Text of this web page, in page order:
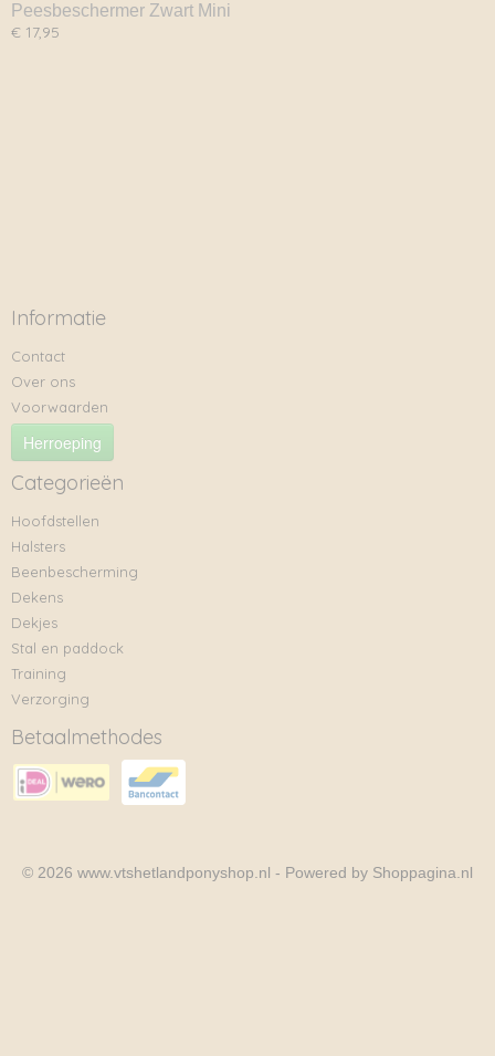
Peesbeschermer Zwart Mini
€ 17,95
Informatie
Contact
Over ons
Voorwaarden
Herroeping
Categorieën
Hoofdstellen
Halsters
Beenbescherming
Dekens
Dekjes
Stal en paddock
Training
Verzorging
Betaalmethodes
© 2026 www.vtshetlandponyshop.nl - Powered by Shoppagina.nl